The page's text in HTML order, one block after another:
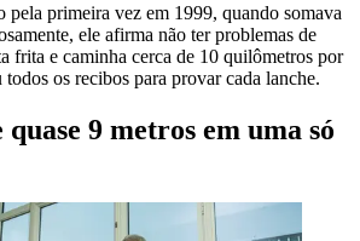
pela primeira vez em 1999, quando somava
ele afirma não ter problemas de
frita e caminha cerca de 10 quilômetros por
os recibos para provar cada lanche.
quase 9 metros em uma só